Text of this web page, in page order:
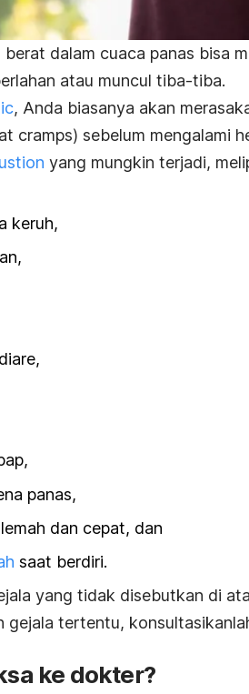
dalam cuaca panas bisa
atau muncul tiba-tiba.
, Anda biasanya akan
cramps) sebelum mengalami
yang mungkin terjadi,
keruh,
panas,
dan cepat, dan
saat berdiri.
yang tidak disebutkan di
gejala tertentu,
ke dokter?